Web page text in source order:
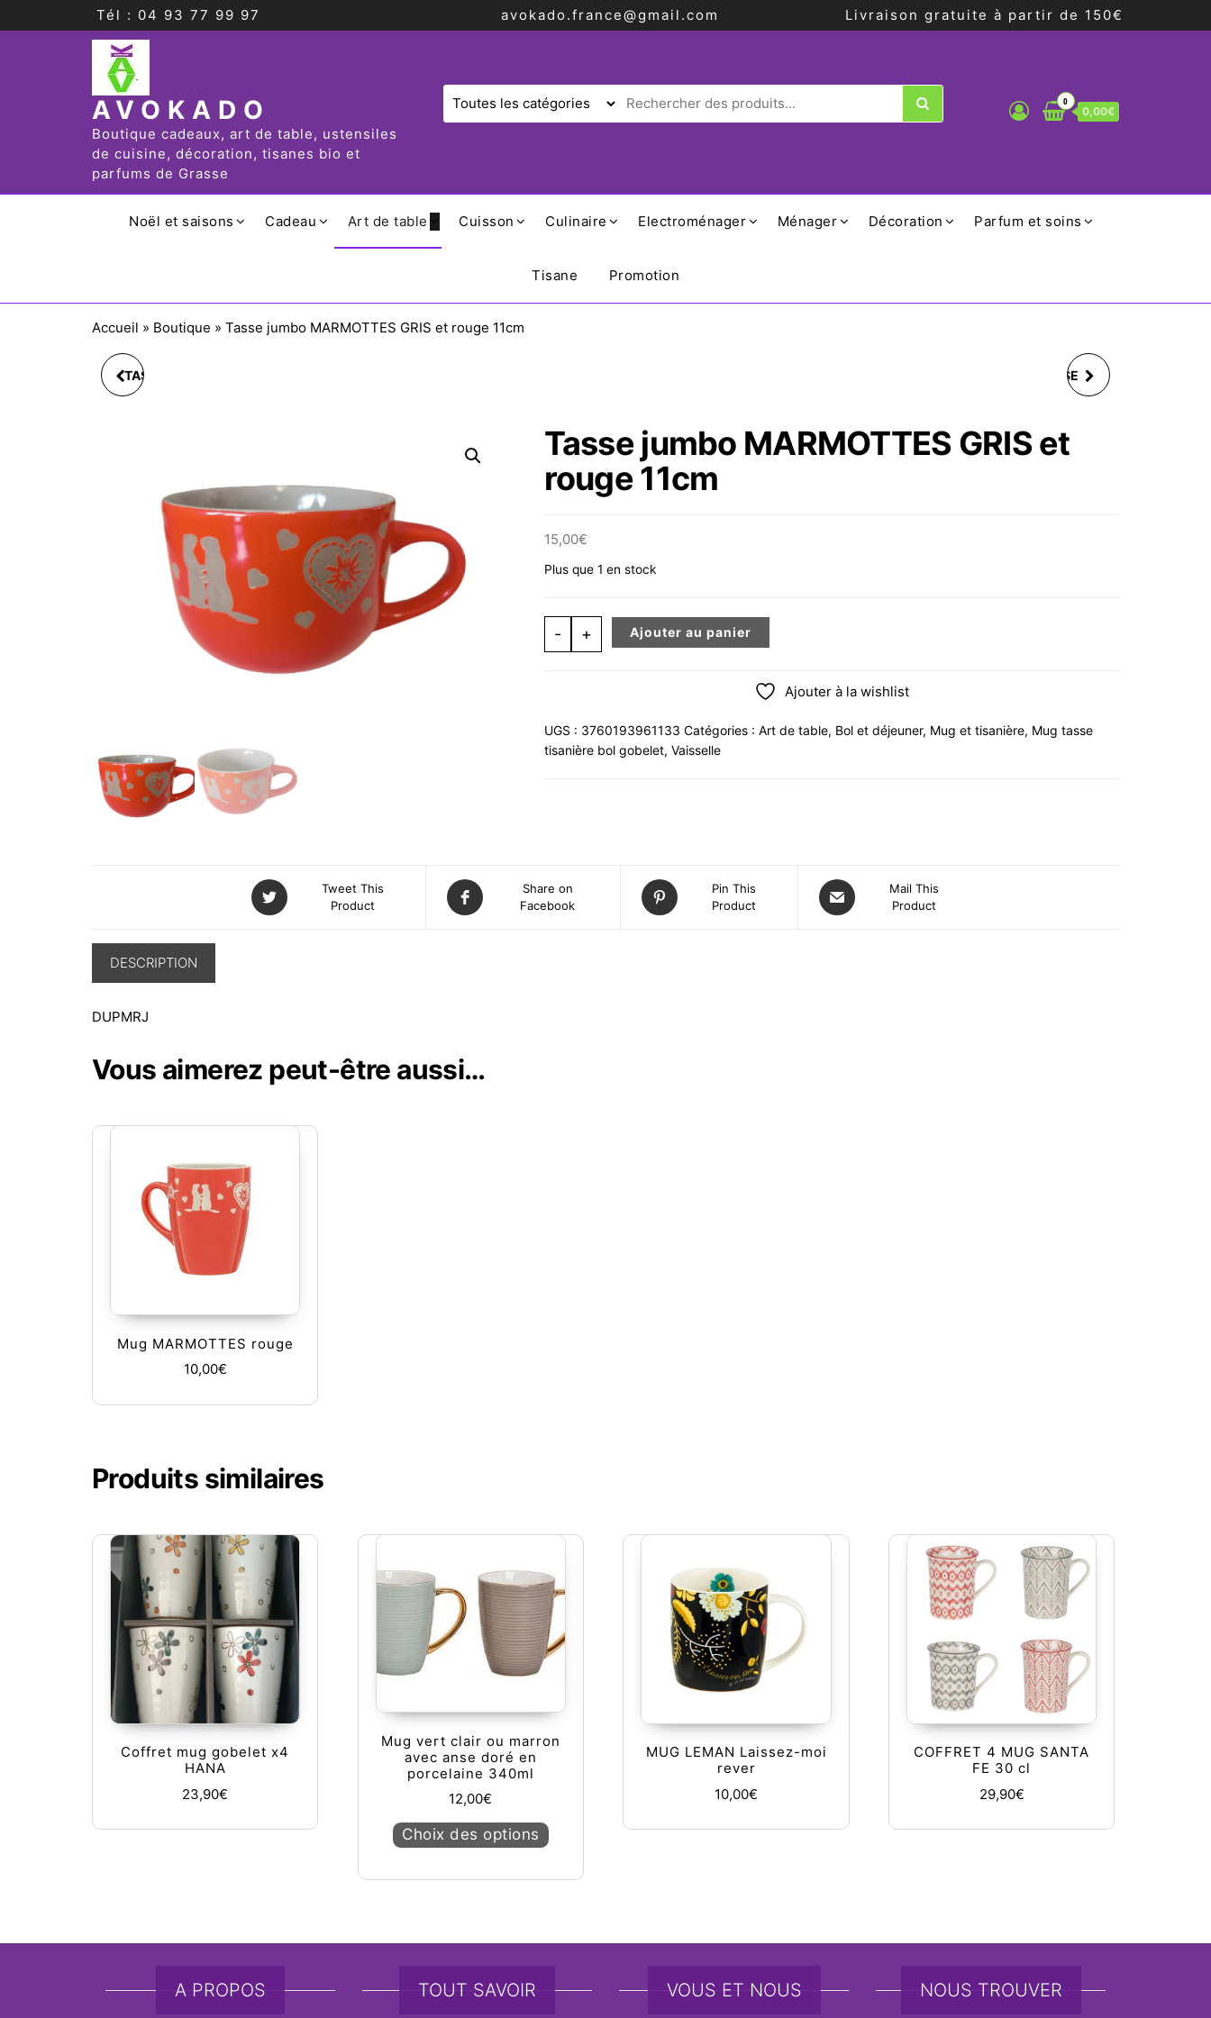
Tél : 04 93 77 99 97 avokado.france@gmail.com Livraison gratuite à partir de 150€
AVOKADO
Boutique cadeaux, art de table, ustensiles
de cuisine, décoration, tisanes bio et
parfums de Grasse
0
0,00€
Noël et saisons Cadeau Art de table Cuisson Culinaire Electroménager Ménager Décoration Parfum et soins
Tisane Promotion
Accueil » Boutique » Tasse jumbo MARMOTTES GRIS et rouge 11cm
TASSE JUMBO D12.5CM TASSE ET SOUS TASSE
Tasse jumbo MARMOTTES GRIS et
rouge 11cm
15,00€
Plus que 1 en stock
- quantité de Tasse jumbo MARMOTTES GRIS et rouge 11cm
+ Ajouter au panier
Ajouter à la wishlist
UGS : 3760193961133 Catégories : Art de table, Bol et déjeuner, Mug et tisanière, Mug tasse
tisanière bol gobelet, Vaisselle
Tweet This
Product
Share on
Facebook
Pin This
Product
Mail This
Product
DESCRIPTION
DUPMRJ
Vous aimerez peut-être aussi…
Mug MARMOTTES rouge
10,00€
Produits similaires
Coffret mug gobelet x4
HANA
23,90€
Mug vert clair ou marron
avec anse doré en
porcelaine 340ml
12,00€
Choix des options Ce produit a plusieurs variations. Les options peuvent être choisies sur la page du produit
MUG LEMAN Laissez-moi
rever
10,00€
COFFRET 4 MUG SANTA
FE 30 cl
29,90€
A PROPOS TOUT SAVOIR VOUS ET NOUS NOUS TROUVER